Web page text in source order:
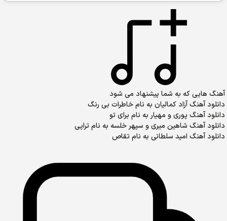
آهنگ هایی که به شما پیشنهاد می شود
دانلود آهنگ آزاد کمالیان به نام خاطرات بی رنگ
دانلود آهنگ پوری و مهیار به نام برای تو
دانلود آهنگ شاهین میری و سپهر خلسه به نام تراپی
دانلود آهنگ امید سلطانی به نام تقاص